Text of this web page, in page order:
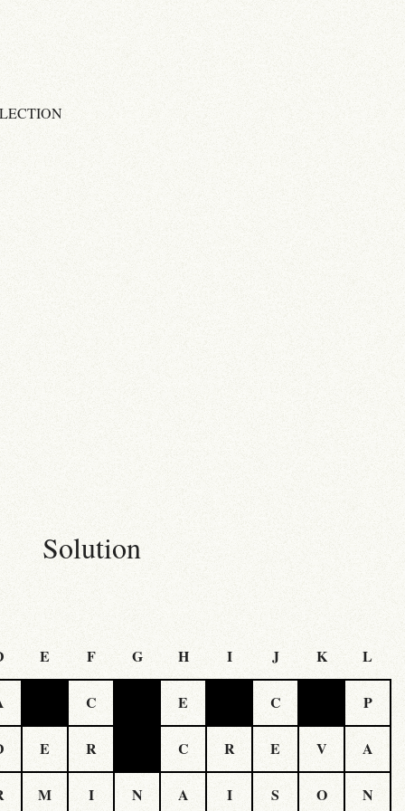
Solution
E F G H I J K L
C E C P
E R C R E V A
M I N A I S O N